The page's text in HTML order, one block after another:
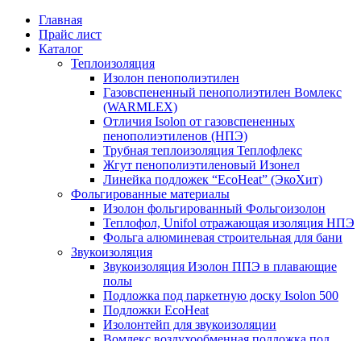
Главная
Прайс лист
Каталог
Теплоизоляция
Изолон пенополиэтилен
Газовспененный пенополиэтилен Вомлекс
(WARMLEX)
Отличия Isolon от газовспененных
пенополиэтиленов (НПЭ)
Трубная теплоизоляция Теплофлекс
Жгут пенополиэтиленовый Изонел
Линейка подложек “EcoHeat” (ЭкоХит)
Фольгированные материалы
Изолон фольгированный Фольгоизолон
Теплофол, Unifol отражающая изоляция НПЭ
Фольга алюминевая строительная для бани
Звукоизоляция
Звукоизоляция Изолон ППЭ в плавающие
полы
Подложка под паркетную доску Isolon 500
Подложки EcoHeat
Изолонтейп для звукоизоляции